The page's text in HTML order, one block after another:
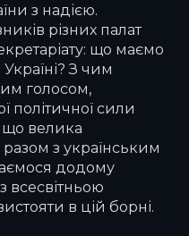
з надією.
різних палат
що маємо
З чим
голосом,
політичної сили
що велика
з українським
додому
всесвітньою
в цій борні.